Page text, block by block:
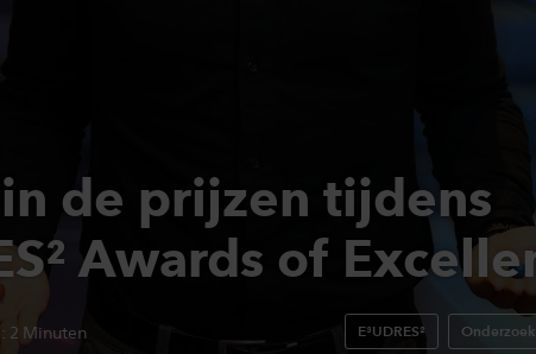
de prijzen tijdens
Awards of
2 Minuten E³UDRES² Onderzoek